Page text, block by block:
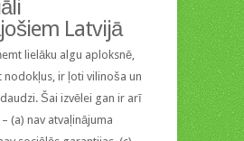
Latvijā
lielāku algu aploksnē,
nodokļus, ir ļoti vilinoša un
Šai izvēlei gan ir arī
(a) nav atvaļinājuma